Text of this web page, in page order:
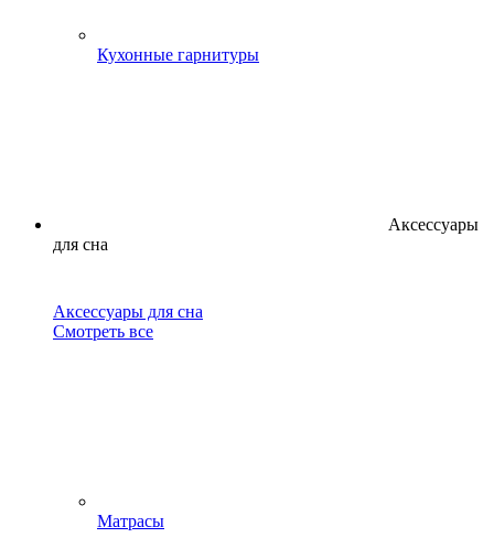
Кухонные гарнитуры
Аксессуары
для сна
Аксессуары для сна
Смотреть все
Матрасы